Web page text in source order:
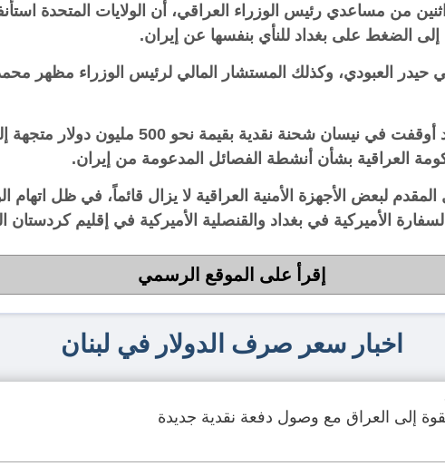
من مساعدي رئيس الوزراء العراقي، أن الولايات المتحدة
الضغط على بغداد للنأي بنفسها عن إيران.
حيدر العبودي، وكذلك المستشار المالي لرئيس الوزراء مظهر
ولفتت الصحيفة إلى أن واشنطن كانت قد أوقفت في
العراقية بشأن أنشطة الفصائل المدعومة من إيران.
لبعض الأجهزة الأمنية العراقية لا يزال قائماً، في ظل اتهام
الأميركية في بغداد والقنصلية الأميركية في إقليم كردستان
إقرأ على الموقع الرسمي
اخبار سعر صرف الدولار في لبنان
بقوة إلى العراق مع وصول دفعة نقدية جديدة